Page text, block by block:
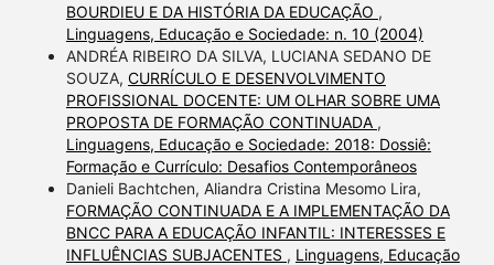
BOURDIEU E DA HISTÓRIA DA EDUCAÇÃO ,
Linguagens, Educação e Sociedade: n. 10 (2004)
ANDRÉA RIBEIRO DA SILVA, LUCIANA SEDANO DE
SOUZA, CURRÍCULO E DESENVOLVIMENTO
PROFISSIONAL DOCENTE: UM OLHAR SOBRE UMA
PROPOSTA DE FORMAÇÃO CONTINUADA ,
Linguagens, Educação e Sociedade: 2018: Dossiê:
Formação e Currículo: Desafios Contemporâneos
Danieli Bachtchen, Aliandra Cristina Mesomo Lira,
FORMAÇÃO CONTINUADA E A IMPLEMENTAÇÃO DA
BNCC PARA A EDUCAÇÃO INFANTIL: INTERESSES E
INFLUÊNCIAS SUBJACENTES , Linguagens, Educação